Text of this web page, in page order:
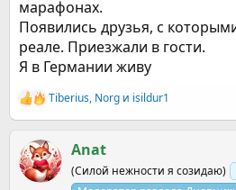
марафонах.
Появились друзья, с
реале. Приезжали в гости.
Я в Германии живу
Р
е
к
ц
и
Tiberius, Norg и isildur1
Anat
(Силой нежности я созидаю)